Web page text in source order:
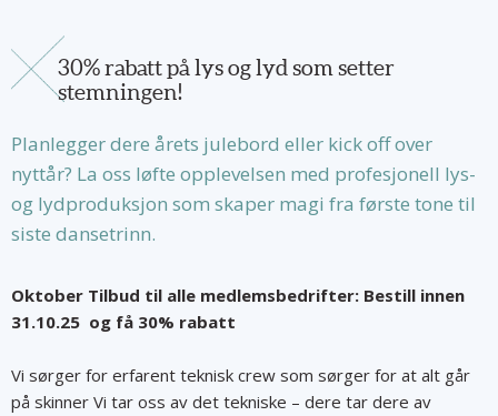
30% rabatt på lys og lyd som setter
stemningen!
Planlegger dere årets julebord eller kick off over
nyttår? La oss løfte opplevelsen med profesjonell lys-
og lydproduksjon som skaper magi fra første tone til
siste dansetrinn.
Oktober Tilbud til alle medlemsbedrifter: Bestill innen
31.10.25 og få 30% rabatt
Vi sørger for erfarent teknisk crew som sørger for at alt går
på skinner Vi tar oss av det tekniske – dere tar dere av